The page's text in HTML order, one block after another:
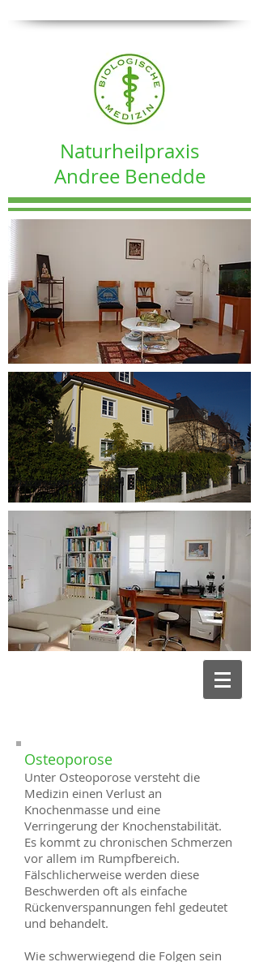
Naturheilpraxis
Andree Benedde
Osteoporose
Unter Osteoporose versteht die
Medizin einen Verlust an
Knochenmasse und eine
Verringerung der Knochenstabilität.
Es kommt zu chronischen Schmerzen
vor allem im Rumpfbereich.
Fälschlicherweise werden diese
Beschwerden oft als einfache
Rückenverspannungen fehl gedeutet
und behandelt.
Wie schwerwiegend die Folgen sein